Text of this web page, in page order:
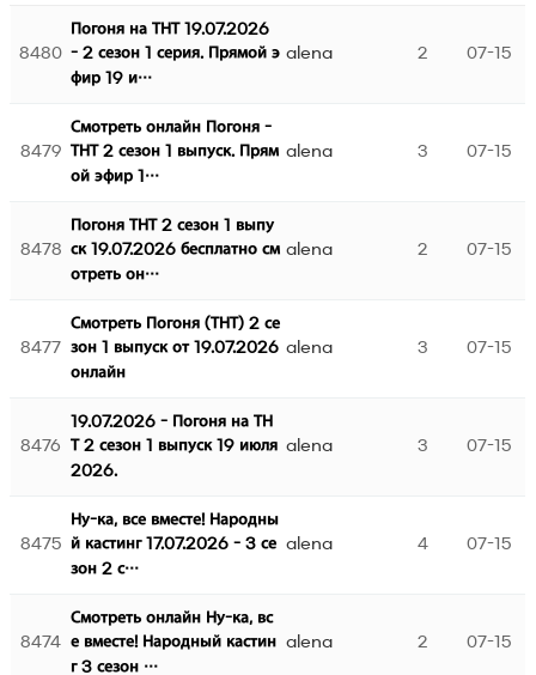
8480
Погоня на ТНТ 19.07.2026
- 2 сезон 1 серия. Прямой э
фир 19 и…
alena 2 07-15
8479
Смотреть онлайн Погоня -
ТНТ 2 сезон 1 выпуск. Прям
ой эфир 1…
alena 3 07-15
8478
Погоня ТНТ 2 сезон 1 выпу
ск 19.07.2026 бесплатно см
отреть он…
alena 2 07-15
8477
Смотреть Погоня (ТНТ) 2 се
зон 1 выпуск от 19.07.2026
онлайн
alena 3 07-15
8476
19.07.2026 - Погоня на ТН
Т 2 сезон 1 выпуск 19 июля
2026.
alena 3 07-15
8475
Ну-ка, все вместе! Народны
й кастинг 17.07.2026 - 3 се
зон 2 с…
alena 4 07-15
8474
Смотреть онлайн Ну-ка, вс
е вместе! Народный кастин
г 3 сезон …
alena 2 07-15